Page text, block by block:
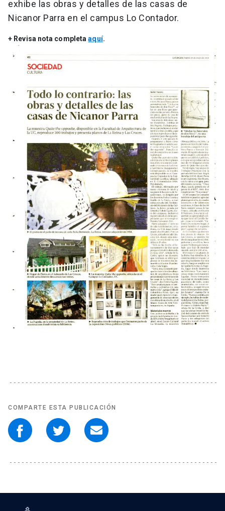
exhibe las obras y detalles de las casas de
Nicanor Parra en el campus Lo Contador.
+ Revisa nota completaaquí.
COMPARTE ESTA PUBLICACIÓN